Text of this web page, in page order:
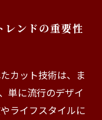
レンドの重要性
カット技術は、ま
単に流行のデザイ
ライフスタイルに